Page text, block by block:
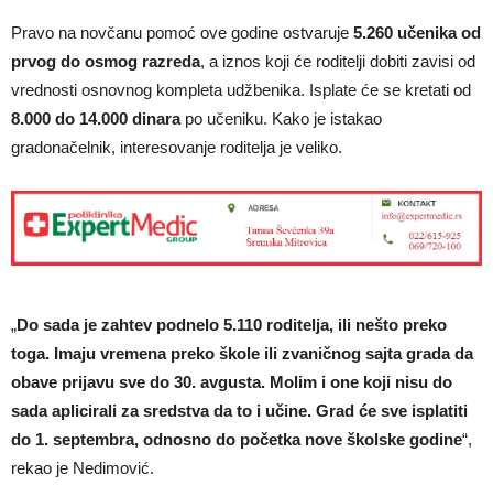
Pravo na novčanu pomoć ove godine ostvaruje 5.260 učenika od
prvog do osmog razreda, a iznos koji će roditelji dobiti zavisi od
vrednosti osnovnog kompleta udžbenika. Isplate će se kretati od
8.000 do 14.000 dinarapo učeniku. Kako je istakao
gradonačelnik, interesovanje roditelja je veliko.
„Do sada je zahtev podnelo 5.110 roditelja, ili nešto preko
toga. Imaju vremena preko škole ili zvaničnog sajta grada da
obave prijavu sve do 30. avgusta. Molim i one koji nisu do
sada aplicirali za sredstva da to i učine. Grad će sve isplatiti
do 1. septembra, odnosno do početka nove školske godine“,
rekao je Nedimović.